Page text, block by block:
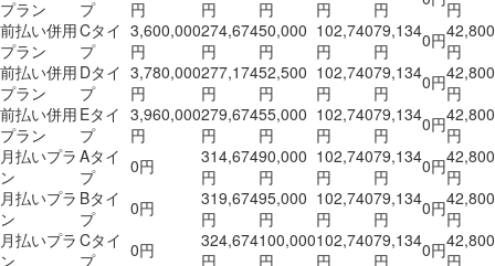
プラン
プ
円
円
円
円
円
円
前払い併用
プラン
Cタイ
プ
3,600,000
円
274,674
円
50,000
円
102,740
円
79,134
円
0円42,800
円
前払い併用
プラン
Dタイ
プ
3,780,000
円
277,174
円
52,500
円
102,740
円
79,134
円
0円42,800
円
前払い併用
プラン
Eタイ
プ
3,960,000
円
279,674
円
55,000
円
102,740
円
79,134
円
0円42,800
円
月払いプラ
ン
Aタイ
プ
0円
314,674
円
90,000
円
102,740
円
79,134
円
0円42,800
円
月払いプラ
ン
Bタイ
プ
0円
319,674
円
95,000
円
102,740
円
79,134
円
0円42,800
円
月払いプラ
ン
Cタイ
プ
0円
324,674
円
100,000
円
102,740
円
79,134
円
0円42,800
円